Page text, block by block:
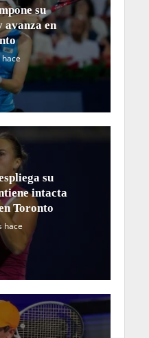
su
avanza en
hace
su
intacta
Toronto
hace